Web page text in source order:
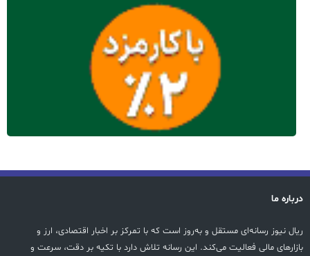
درباره ما
ریال نیوز رسانه‌ای مستقل و به‌روز است که با تمرکز بر اخبار اقتصادی، ارز و
بازارهای مالی فعالیت می‌کند. این رسانه تلاش دارد با تکیه بر دقت، سرعت و